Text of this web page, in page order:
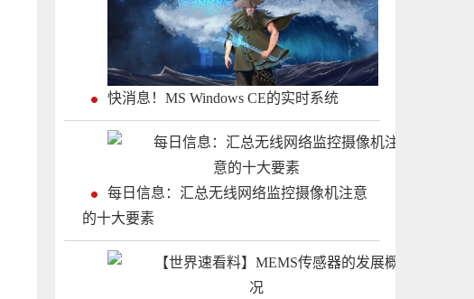
快消息！MS Windows CE的实时系统
每日信息：汇总无线网络监控摄像机注意
的十大要素